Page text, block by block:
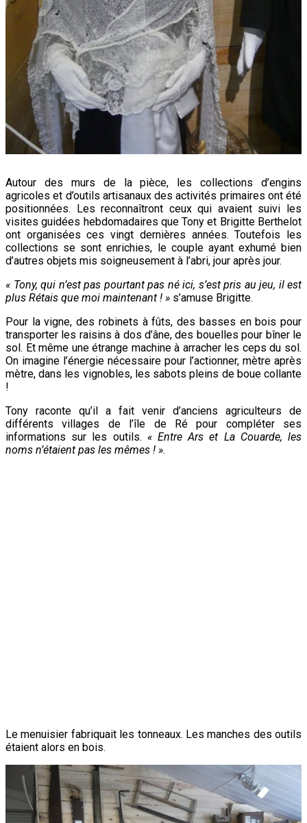
Autour des murs de la pièce, les collections d’engins
agricoles et d’outils artisanaux des activités primaires ont été
positionnées. Les reconnaîtront ceux qui avaient suivi les
visites guidées hebdomadaires que Tony et Brigitte Berthelot
ont organisées ces vingt dernières années. Toutefois les
collections se sont enrichies, le couple ayant exhumé bien
d’autres objets mis soigneusement à l’abri, jour après jour.
« Tony, qui n’est pas pourtant pas né ici, s’est pris au jeu, il est
plus Rétais que moi maintenant ! » s’amuse Brigitte.
Pour la vigne, des robinets à fûts, des basses en bois pour
transporter les raisins à dos d’âne, des bouelles pour bîner le
sol. Et même une étrange machine à arracher les ceps du sol.
On imagine l’énergie nécessaire pour l’actionner, mètre après
mètre, dans les vignobles, les sabots pleins de boue collante
!
Tony raconte qu’il a fait venir d’anciens agriculteurs de
différents villages de l’île de Ré pour compléter ses
informations sur les outils. « Entre Ars et La Couarde, les
noms n’étaient pas les mêmes ! ».
Le menuisier fabriquait les tonneaux. Les manches des outils
étaient alors en bois.